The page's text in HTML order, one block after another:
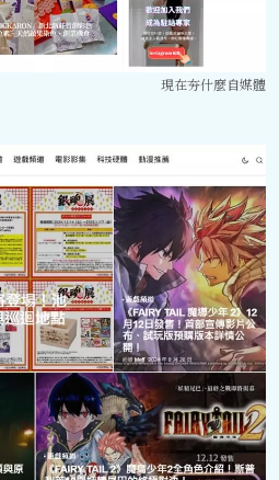
現在夯什麼自媒體